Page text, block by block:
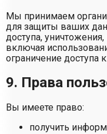
Мы принимаем
для защиты ваших
доступа,
включая
ограничение доступа
9. Права
Вы имеете право:
получить